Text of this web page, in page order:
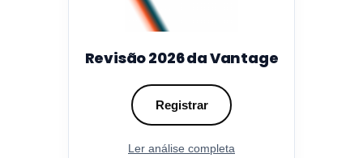
Revisão 2026 da Vantage
Registrar
Ler análise completa